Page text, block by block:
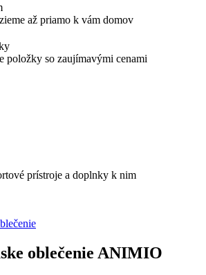
až priamo k vám domov
položky so zaujímavými cenami
prístroje a doplnky k nim
oblečenie ANIMIO